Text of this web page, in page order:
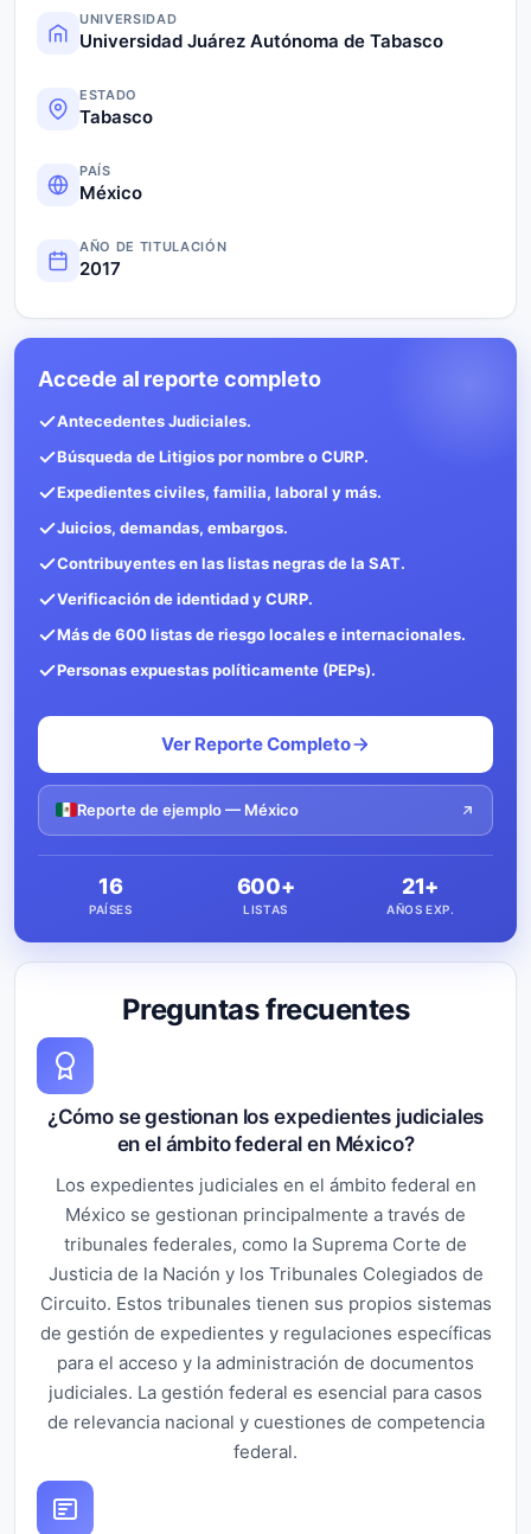
UNIVERSIDAD
Universidad Juárez Autónoma de Tabasco
ESTADO
Tabasco
PAÍS
México
AÑO DE TITULACIÓN
2017
Preguntas frecuentes
¿Cómo se gestionan los expedientes judiciales
en el ámbito federal en México?
Los expedientes judiciales en el ámbito federal en
México se gestionan principalmente a través de
tribunales federales, como la Suprema Corte de
Justicia de la Nación y los Tribunales Colegiados de
Circuito. Estos tribunales tienen sus propios sistemas
de gestión de expedientes y regulaciones específicas
para el acceso y la administración de documentos
judiciales. La gestión federal es esencial para casos
de relevancia nacional y cuestiones de competencia
federal.
Accede al reporte completo
Antecedentes Judiciales.
Búsqueda de Litigios por nombre o CURP.
Expedientes civiles, familia, laboral y más.
Juicios, demandas, embargos.
Contribuyentes en las listas negras de la SAT.
Verificación de identidad y CURP.
Más de 600 listas de riesgo locales e internacionales.
Personas expuestas políticamente (PEPs).
Ver Reporte Completo
Reporte de ejemplo — México
16
PAÍSES
600+
LISTAS
21+
AÑOS EXP.